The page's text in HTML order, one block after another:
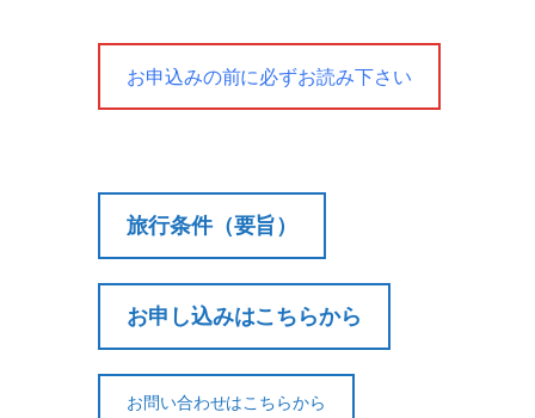
お申込みの前に必ずお読み下さい
旅行条件（要旨）
お申し込みはこちらから
お問い合わせはこちらから